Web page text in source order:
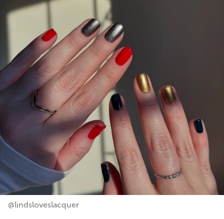
@lindsloveslacquer